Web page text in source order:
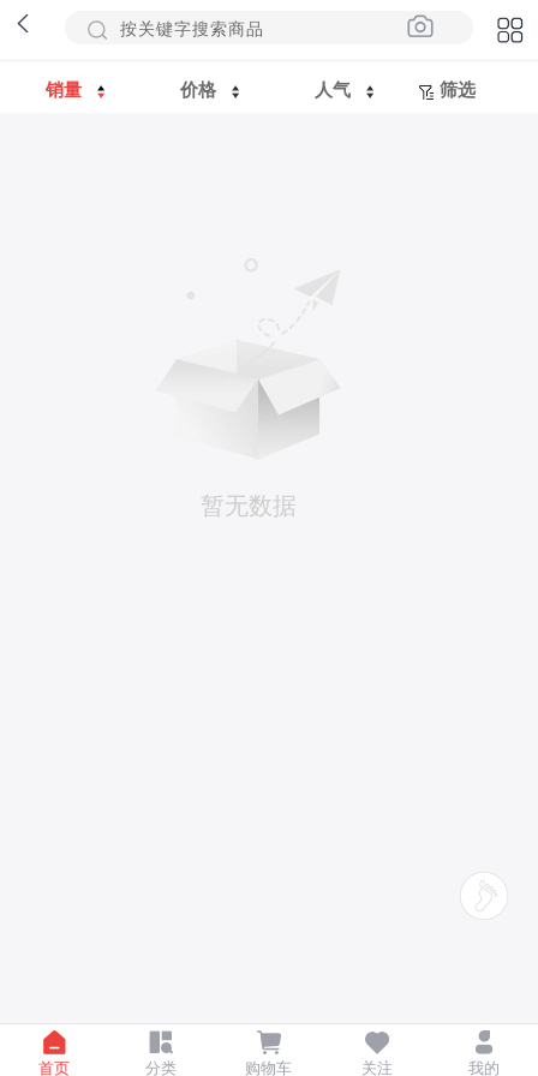
销量 价格 人气 筛选
暂无数据
首页 分类 购物车 关注 我的